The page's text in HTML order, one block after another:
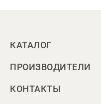
КАТАЛОГ
ПРОИЗВОДИТЕЛИ
КОНТАКТЫ